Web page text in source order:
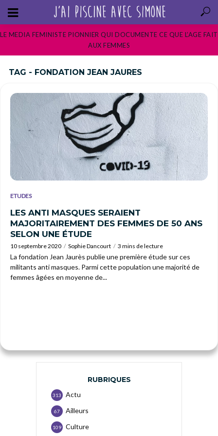
LE MEDIA FEMINISTE PIONNIER QUI DOCUMENTE CE QUE L’AGE FAIT
AUX FEMMES
TAG - FONDATION JEAN JAURES
ETUDES
LES ANTI MASQUES SERAIENT
MAJORITAIREMENT DES FEMMES DE 50 ANS
SELON UNE ÉTUDE
10 septembre 2020 Sophie Dancourt 3 mins de lecture
La fondation Jean Jaurès publie une première étude sur ces
militants anti masques. Parmi cette population une majorité de
femmes âgées en moyenne de...
RUBRIQUES
Actu
313
Ailleurs
67
Culture
109